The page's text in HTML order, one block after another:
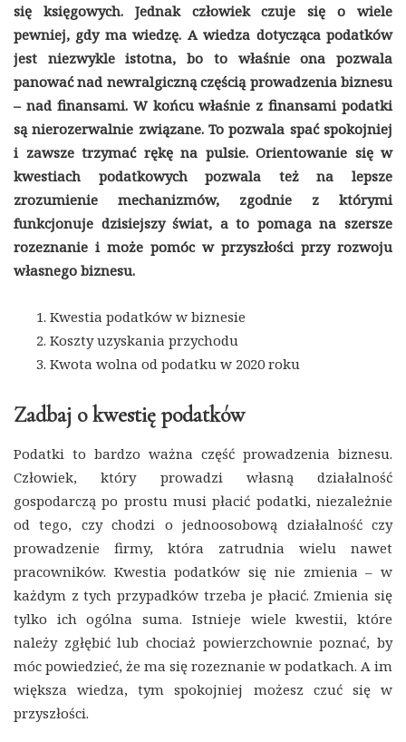
się księgowych. Jednak człowiek czuje się o wiele
pewniej, gdy ma wiedzę. A wiedza dotycząca podatków
jest niezwykle istotna, bo to właśnie ona pozwala
panować nad newralgiczną częścią prowadzenia biznesu
– nad finansami. W końcu właśnie z finansami podatki
są nierozerwalnie związane. To pozwala spać spokojniej
i zawsze trzymać rękę na pulsie. Orientowanie się w
kwestiach podatkowych pozwala też na lepsze
zrozumienie mechanizmów, zgodnie z którymi
funkcjonuje dzisiejszy świat, a to pomaga na szersze
rozeznanie i może pomóc w przyszłości przy rozwoju
własnego biznesu.
Kwestia podatków w biznesie
Koszty uzyskania przychodu
Kwota wolna od podatku w 2020 roku
Zadbaj o kwestię podatków
Podatki to bardzo ważna część prowadzenia biznesu.
Człowiek, który prowadzi własną działalność
gospodarczą po prostu musi płacić podatki, niezależnie
od tego, czy chodzi o jednoosobową działalność czy
prowadzenie firmy, która zatrudnia wielu nawet
pracowników. Kwestia podatków się nie zmienia – w
każdym z tych przypadków trzeba je płacić. Zmienia się
tylko ich ogólna suma. Istnieje wiele kwestii, które
należy zgłębić lub chociaż powierzchownie poznać, by
móc powiedzieć, że ma się rozeznanie w podatkach. A im
większa wiedza, tym spokojniej możesz czuć się w
przyszłości.